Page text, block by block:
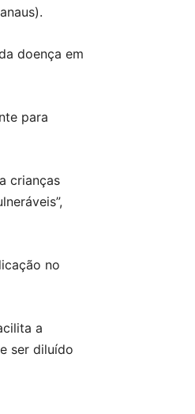
doença em
para
crianças
no
a
ser diluído